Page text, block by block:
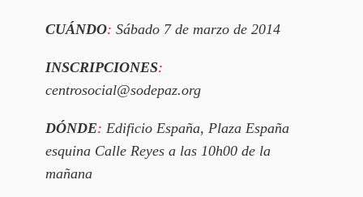
CUÁNDO: Sábado 7 de marzo de 2014
INSCRIPCIONES:
centrosocial@sodepaz.org
DÓNDE: Edificio España, Plaza España
esquina Calle Reyes a las 10h00 de la
mañana